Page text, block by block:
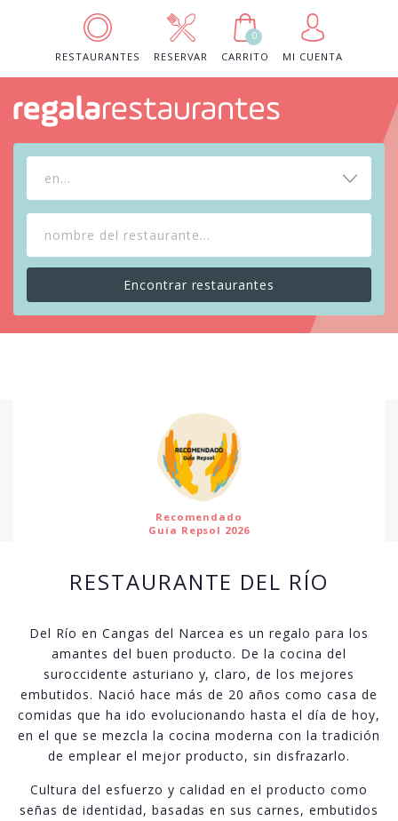
RESTAURANTES RESERVAR
0
CARRITO
MI CUENTA
en...
Recomendado
Guía Repsol 2026
RESTAURANTE DEL RÍO
Del Río en Cangas del Narcea es un regalo para los
amantes del buen producto. De la cocina del
suroccidente asturiano y, claro, de los mejores
embutidos. Nació hace más de 20 años como casa de
comidas que ha ido evolucionando hasta el día de hoy,
en el que se mezcla la cocina moderna con la tradición
de emplear el mejor producto, sin disfrazarlo.
Cultura del esfuerzo y calidad en el producto como
señas de identidad, basadas en sus carnes, embutidos